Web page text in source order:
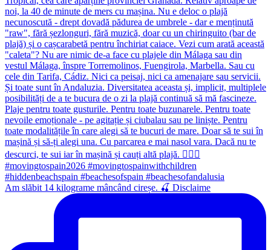
Am slăbit 14 kilograme mâncând cireșe. 🍒 Disclaime